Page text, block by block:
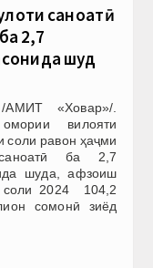
саноатӣ
2,7
шуд
«Ховар»/.
вилояти
соли равон ҳаҷми
ба 2,7
шуда, афзоиш
соли 2024 104,2
сомонӣ зиёд